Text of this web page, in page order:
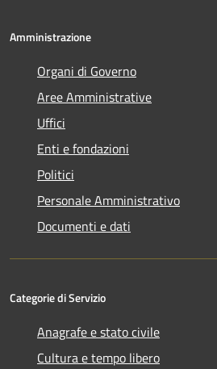
Amministrazione
Organi di Governo
Aree Amministrative
Uffici
Enti e fondazioni
Politici
Personale Amministrativo
Documenti e dati
Categorie di Servizio
Anagrafe e stato civile
Cultura e tempo libero